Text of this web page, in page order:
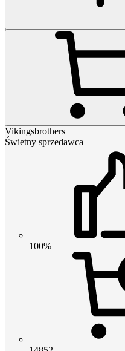
Vikingsbrothers
Świetny sprzedawca
100%